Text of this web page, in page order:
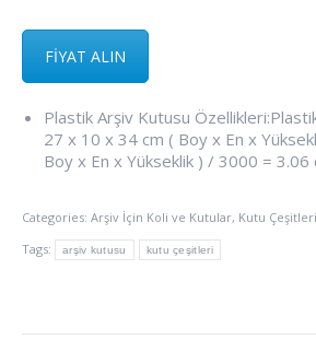
FİYAT ALIN
Plastik Arşiv Kutusu
27 x 10 x 34 cm ( Boy x En x
Boy x En x Yükseklik ) / 3000 = 3.06
Categories: Arşiv İçin Koli ve Kutular, Kutu Çeşitleri
Tags:
arşiv kutusu kutu çeşitleri